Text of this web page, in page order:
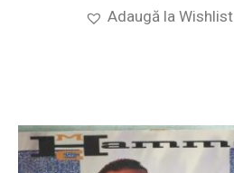
Adaugă la Wishlist